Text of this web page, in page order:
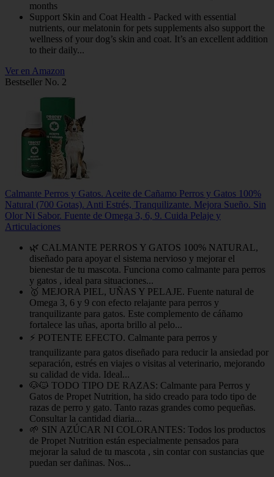
months
Support Skin and Coat Health - Packed with essential
nutrients, our melatonin for pets supplements also support the
wellness of your dog’s skin and coat. It’s an excellent addition
to their daily...
Ver en Amazon
Bestseller No. 2
Calmante Perros y Gatos. Aceite de Cañamo Perros y Gatos 100%
Natural (700 Gotas). Anti Estrés, Tranquilizante. Mejora Sueño. Sin
Olor Ni Sabor. Fuente de Omega 3, 6, 9. Cuida Pelaje y
Articulaciones
🌿 CALMANTE PERROS Y GATOS 100% NATURAL,
diseñado para apoyar el sistema nervioso y mejorar el
bienestar de tu mascota. Funciona como calmante para perros
y gatos , ideal para situaciones...
🥇 MEJORA PIEL, UÑAS Y PELAJE. Fuente natural de
Omega 3, 6 y 9 con efecto relajante para perros y
tranquilizante para gatos. Este complemento de cáñamo
fortalece las uñas, aporta brillo al pelo...
⚡ POTENTE EFECTO. Calmante para perros y
tranquilizante para gatos diseñado para reducir la ansiedad por
separación, estrés en viajes o visitas al veterinario, mejorando
su calidad de vida. Ideal...
🐶🐱 TODO TIPO DE RAZAS: Calmante para Perros y
Gatos de Propet Nutrition, ha sido creado para todo tipo de
razas de perro y gato. Tanto razas grandes como pequeñas.
Consultar la cantidad diaria...
🌱 SIN AZÚCAR NI COLORANTES: Todos los productos
de Propet Nutrition están especialmente pensados para
mejorar la salud de tu mascota , sin contar con sustancias que
puedan ser dañinas. Nos...